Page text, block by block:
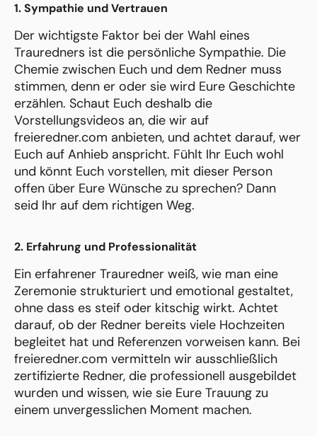
1. Sympathie und Vertrauen
Der wichtigste Faktor bei der Wahl eines
Trauredners ist die persönliche Sympathie. Die
Chemie zwischen Euch und dem Redner muss
stimmen, denn er oder sie wird Eure Geschichte
erzählen. Schaut Euch deshalb die
Vorstellungsvideos an, die wir auf
freieredner.com anbieten, und achtet darauf, wer
Euch auf Anhieb anspricht. Fühlt Ihr Euch wohl
und könnt Euch vorstellen, mit dieser Person
offen über Eure Wünsche zu sprechen? Dann
seid Ihr auf dem richtigen Weg.
2. Erfahrung und Professionalität
Ein erfahrener Trauredner weiß, wie man eine
Zeremonie strukturiert und emotional gestaltet,
ohne dass es steif oder kitschig wirkt. Achtet
darauf, ob der Redner bereits viele Hochzeiten
begleitet hat und Referenzen vorweisen kann. Bei
freieredner.com vermitteln wir ausschließlich
zertifizierte Redner, die professionell ausgebildet
wurden und wissen, wie sie Eure Trauung zu
einem unvergesslichen Moment machen.